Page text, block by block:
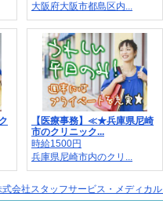
大阪府大阪市都島区内...
【医療事務】≪★兵庫県尼崎
市のクリニック...
時給1500円
兵庫県尼崎市内のクリ...
式会社スタッフサービス・メディカ